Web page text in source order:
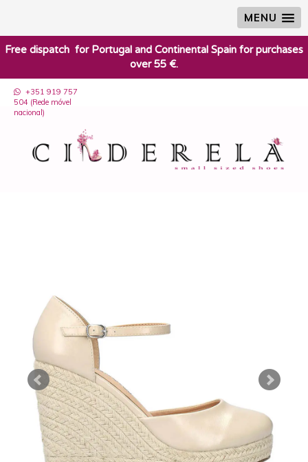
MENU
​Free dispatch for Portugal and Continental Spain for purchases
over 55 €.
+351 919 757
504 (Rede móvel
nacional)